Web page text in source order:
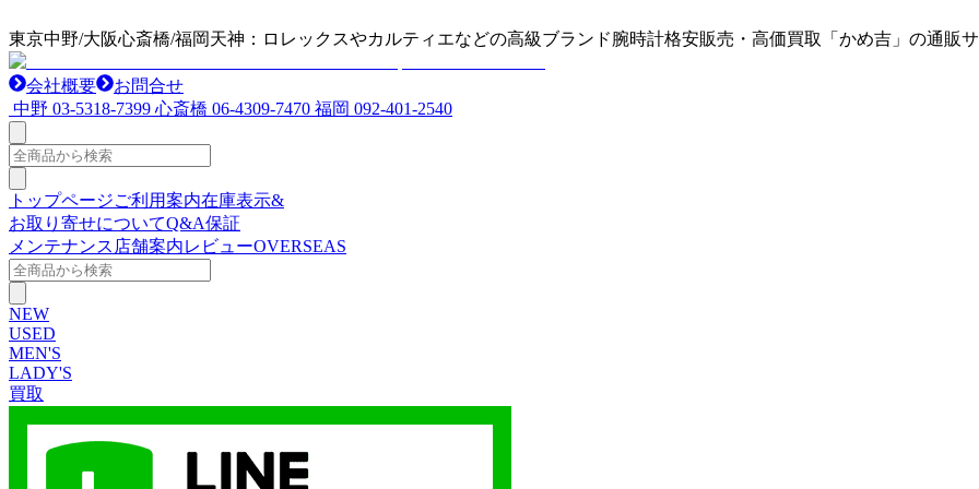
東京中野/大阪心斎橋/福岡天神：ロレックスやカルティエなどの高級ブランド腕時計格安販売・高価買取「かめ吉」の通販
会社概要
お問合せ
中野 03-5318-7399 心斎橋 06-4309-7470 福岡 092-401-2540
トップページご利用案内在庫表示&
お取り寄せについてQ&A保証
メンテナンス 店舗案内レビューOVERSEAS
NEW
USED
MEN'S
LADY'S
買取